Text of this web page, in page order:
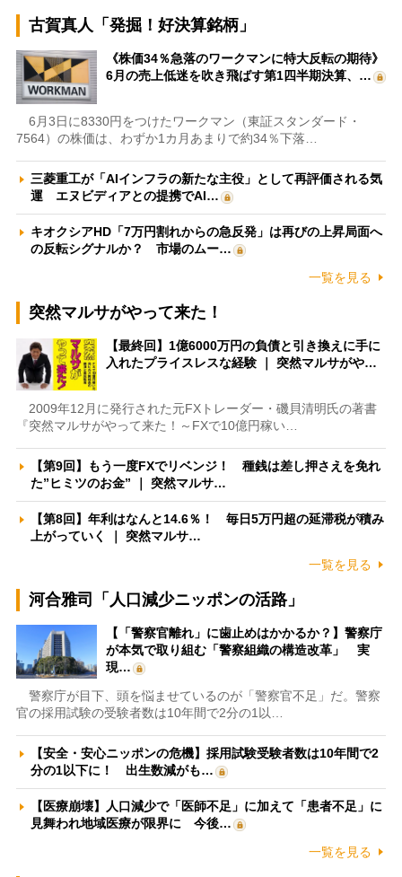
古賀真人「発掘！好決算銘柄」
《株価34％急落のワークマンに特大反転の期待》
6月の売上低迷を吹き飛ばす第1四半期決算、…
6月3日に8330円をつけたワークマン（東証スタンダード・
7564）の株価は、わずか1カ月あまりで約34％下落…
三菱重工が「AIインフラの新たな主役」として再評価される気
運 エヌビディアとの提携でAI…
キオクシアHD「7万円割れからの急反発」は再びの上昇局面へ
の反転シグナルか？ 市場のムー…
一覧を見る
突然マルサがやって来た！
【最終回】1億6000万円の負債と引き換えに手に
入れたプライスレスな経験 ｜ 突然マルサがや…
2009年12月に発行された元FXトレーダー・磯貝清明氏の著書
『突然マルサがやって来た！～FXで10億円稼い…
【第9回】もう一度FXでリベンジ！ 種銭は差し押さえを免れ
た”ヒミツのお金” ｜ 突然マルサ…
【第8回】年利はなんと14.6％！ 毎日5万円超の延滞税が積み
上がっていく ｜ 突然マルサ…
一覧を見る
河合雅司「人口減少ニッポンの活路」
【「警察官離れ」に歯止めはかかるか？】警察庁
が本気で取り組む「警察組織の構造改革」 実
現…
警察庁が目下、頭を悩ませているのが「警察官不足」だ。警察
官の採用試験の受験者数は10年間で2分の1以…
【安全・安心ニッポンの危機】採用試験受験者数は10年間で2
分の1以下に！ 出生数減がも…
【医療崩壊】人口減少で「医師不足」に加えて「患者不足」に
見舞われ地域医療が限界に 今後…
一覧を見る